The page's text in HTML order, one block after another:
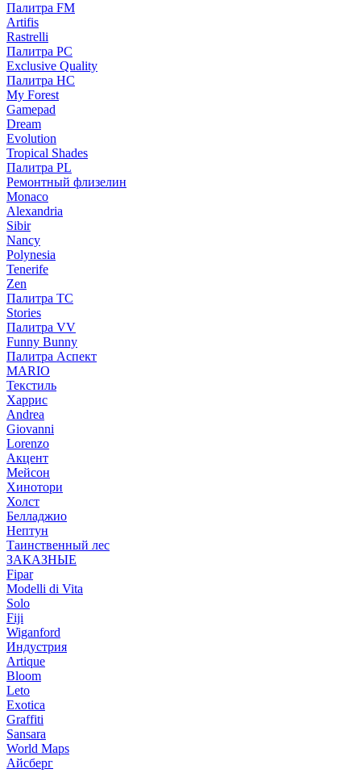
Палитра FM
Artifis
Rastrelli
Палитра PC
Exclusive Quality
Палитра HС
My Forest
Gamepad
Dream
Evolution
Tropical Shades
Палитра PL
Ремонтный флизелин
Monaco
Alexandria
Sibir
Nancy
Polynesia
Tenerife
Zen
Палитра TC
Stories
Палитра VV
Funny Bunny
Палитра Аспект
MARIO
Текстиль
Харрис
Andrea
Giovanni
Lorenzo
Акцент
Мейсон
Хинотори
Холст
Белладжио
Нептун
Таинственный лес
ЗАКАЗНЫЕ
Fipar
Modelli di Vita
Solo
Fiji
Wiganford
Индустрия
Artique
Bloom
Leto
Exotica
Graffiti
Sansara
World Maps
Айсберг